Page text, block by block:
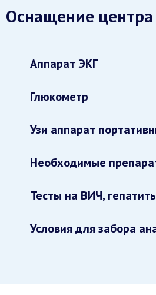
Оснащение центра
Аппарат ЭКГ
Глюкометр
Узи аппарат
Необходимые
Тесты на ВИЧ,
Условия для забора